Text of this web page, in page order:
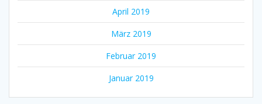
April 2019
März 2019
Februar 2019
Januar 2019